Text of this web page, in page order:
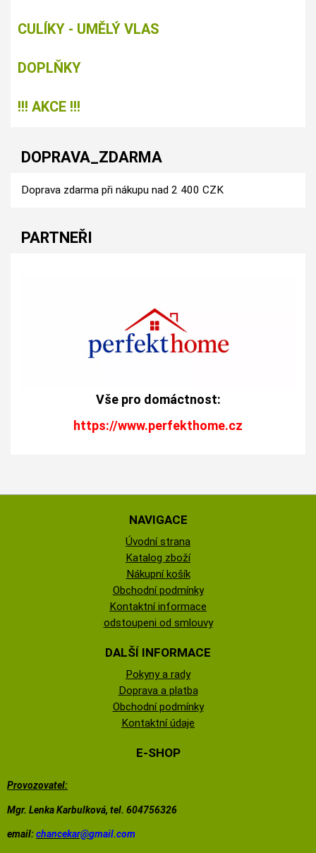
CULÍKY - UMĚLÝ VLAS
DOPLŇKY
!!! AKCE !!!
DOPRAVA_ZDARMA
Doprava zdarma při nákupu nad 2 400 CZK
PARTNEŘI
Vše pro domáctnost:
https://www.perfekthome.cz
NAVIGACE
Úvodní strana
Katalog zboží
Nákupní košík
Obchodní podmínky
Kontaktní informace
odstoupeni od smlouvy
DALŠÍ INFORMACE
Pokyny a rady
Doprava a platba
Obchodní podmínky
Kontaktní údaje
E-SHOP
Provozovatel:
Mgr. Lenka Karbulková, tel. 604756326
email:chancekar@gmail.com